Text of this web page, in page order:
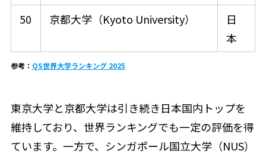
50
京都大学（Kyoto University）
日
本
参考： QS世界大学ランキング 2025
東京大学と京都大学は引き続き日本国内トップを
維持しており、世界ランキングでも一定の評価を得
ています。一方で、シンガポール国立大学（NUS）